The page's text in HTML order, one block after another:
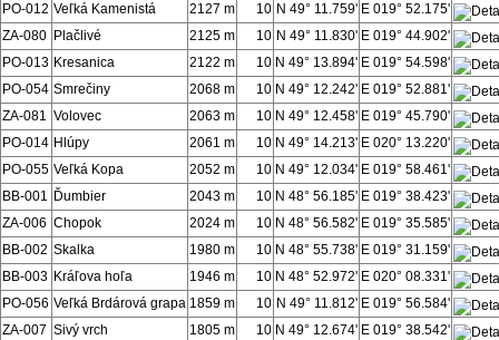
PO-012 Veľká Kamenistá 2127 m 10 N 49° 11.759' E 019° 52.175'
ZA-080 Plačlivé 2125 m 10 N 49° 11.830' E 019° 44.902'
PO-013 Kresanica 2122 m 10 N 49° 13.894' E 019° 54.598'
PO-054 Smrečiny 2068 m 10 N 49° 12.242' E 019° 52.881'
ZA-081 Volovec 2063 m 10 N 49° 12.458' E 019° 45.790'
PO-014 Hlúpy 2061 m 10 N 49° 14.213' E 020° 13.220'
PO-055 Veľká Kopa 2052 m 10 N 49° 12.034' E 019° 58.461'
BB-001 Ďumbier 2043 m 10 N 48° 56.185' E 019° 38.423'
ZA-006 Chopok 2024 m 10 N 48° 56.582' E 019° 35.585'
BB-002 Skalka 1980 m 10 N 48° 55.738' E 019° 31.159'
BB-003 Kráľova hoľa 1946 m 10 N 48° 52.972' E 020° 08.331'
PO-056 Veľká Brdárová grapa 1859 m 10 N 49° 11.812' E 019° 56.584'
ZA-007 Sivý vrch 1805 m 10 N 49° 12.674' E 019° 38.542'